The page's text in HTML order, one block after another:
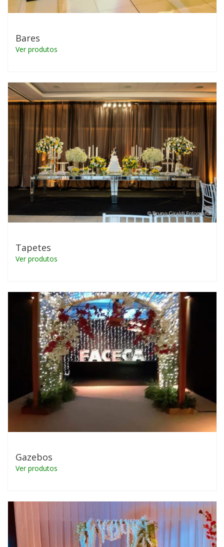
Bares
Ver produtos
Tapetes
Ver produtos
Gazebos
Ver produtos